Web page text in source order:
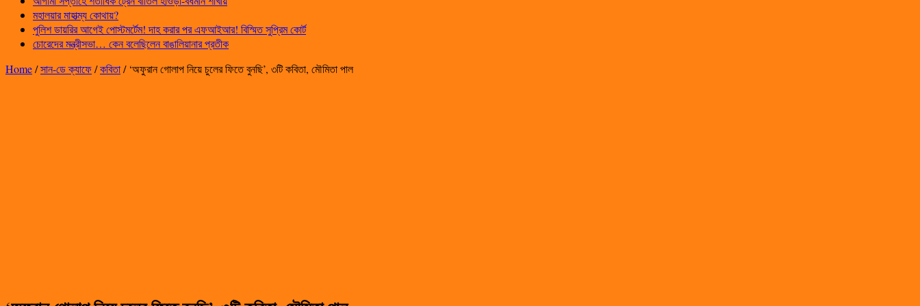
মহালয়ার মাহাত্ম্য কোথায়?
পুলিশ ডায়রির আগেই পোস্টমর্টেম! দাহ করার পর এফআইআর! বিস্মিত সুপ্রিম কোর্ট
চোরেদের মন্ত্রীসভা… কেন বলেছিলেন বাঙালিয়ানার প্রতীক
Home/সান-ডে ক্যাফে/কবিতা/ ‘অফুরান গোলাপ নিয়ে চুলের ফিতে বুনছি’, ৩টি কবিতা, মৌমিতা পাল